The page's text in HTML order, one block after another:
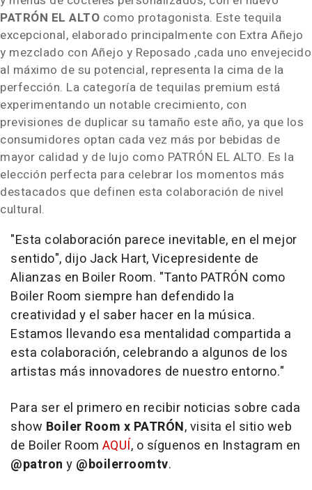
PATRÓN EL ALTO como protagonista. Este tequila
excepcional, elaborado principalmente con Extra Añejo
y mezclado con Añejo y Reposado ,cada uno envejecido
al máximo de su potencial, representa la cima de la
perfección. La categoría de tequilas premium está
experimentando un notable crecimiento, con
previsiones de duplicar su tamaño este año, ya que los
consumidores optan cada vez más por bebidas de
mayor calidad y de lujo como PATRÓN EL ALTO. Es la
elección perfecta para celebrar los momentos más
destacados que definen esta colaboración de nivel
cultural.
"Esta colaboración parece inevitable, en el mejor
sentido", dijo Jack Hart, Vicepresidente de
Alianzas en Boiler Room. "Tanto PATRÓN como
Boiler Room siempre han defendido la
creatividad y el saber hacer en la música.
Estamos llevando esa mentalidad compartida a
esta colaboración, celebrando a algunos de los
artistas más innovadores de nuestro entorno."
Para ser el primero en recibir noticias sobre cada
show Boiler Room x PATRÓN, visita el sitio web
de Boiler Room AQUÍ, o síguenos en Instagram en
@patron y @boilerroomtv.